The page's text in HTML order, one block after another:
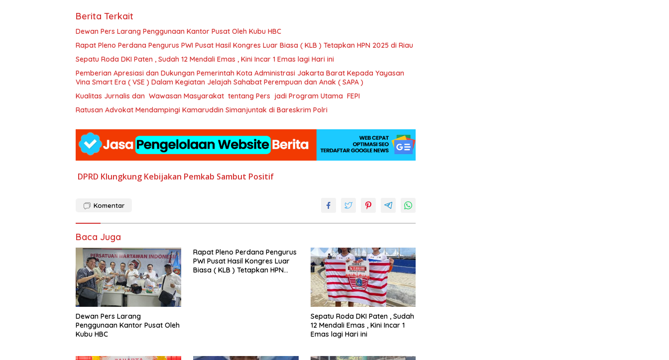
Berita Terkait
Dewan Pers Larang Penggunaan Kantor Pusat Oleh Kubu HBC
Rapat Pleno Perdana Pengurus PWI Pusat Hasil Kongres Luar Biasa ( KLB ) Tetapkan HPN 2025 di Riau
Sepatu Roda DKI Paten , Sudah 12 Mendali Emas , Kini Incar 1 Emas lagi Hari ini
Pemberian Apresiasi dan Dukungan Pemerintah Kota Administrasi Jakarta Barat Kepada Yayasan
Vina Smart Era ( VSE ) Dalam Kegiatan Jelajah Sahabat Perempuan dan Anak ( SAPA )
Kualitas Jurnalis dan Wawasan Masyarakat tentang Pers jadi Program Utama FEPI
Ratusan Advokat Mendampingi Kamaruddin Simanjuntak di Bareskrim Polri
DPRD Klungkung Kebijakan Pemkab Sambut Positif
Komentar
Baca Juga
Dewan Pers Larang
Penggunaan Kantor Pusat Oleh
Kubu HBC
Rapat Pleno Perdana Pengurus
PWI Pusat Hasil Kongres Luar
Biasa ( KLB ) Tetapkan HPN
Sepatu Roda DKI Paten , Sudah
12 Mendali Emas , Kini Incar 1
Emas lagi Hari ini